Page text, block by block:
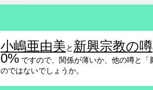
小嶋亜由美と 新興宗教の噂
0% ですので、関係が薄いか、他の噂と
のではないでしょうか。